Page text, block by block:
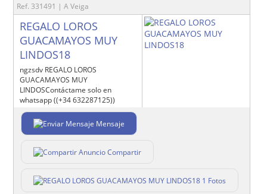
Ref. 331491 | A Veiga
REGALO LOROS
GUACAMAYOS MUY
LINDOS18
ngzsdv REGALO LOROS
GUACAMAYOS MUY
LINDOSContáctame solo en
whatsapp ((+34 632287125))
Mensaje
Compartir
1 Fotos